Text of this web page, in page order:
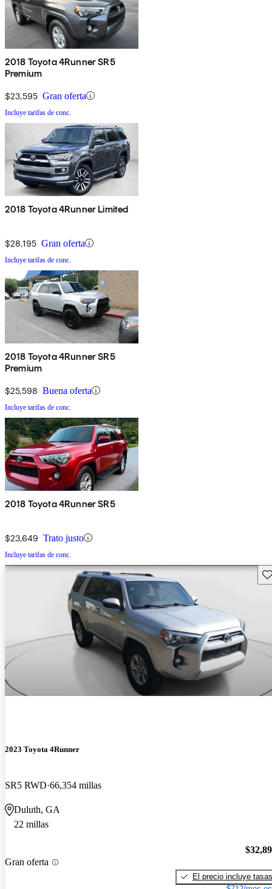
2018 Toyota 4Runner SR5
Premium
$23,595 Gran oferta
Incluye tarifas de conc.
2018 Toyota 4Runner Limited
$28,195 Gran oferta
Incluye tarifas de conc.
2018 Toyota 4Runner SR5
Premium
$25,598 Buena oferta
Incluye tarifas de conc.
2018 Toyota 4Runner SR5
$23,649 Trato justo
Incluye tarifas de conc.
2023 Toyota 4Runner
SR5 RWD 66,354 millas
Duluth, GA
22 millas
Gran oferta
El precio incluye tasas